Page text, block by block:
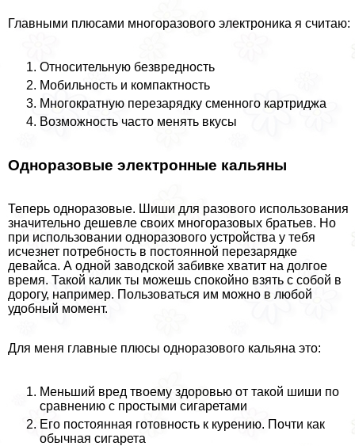
Главными плюсами многоразового электроника я считаю:
Относительную безвредность
Мобильность и компактность
Многократную перезарядку сменного картриджа
Возможность часто менять вкусы
Одноразовые электронные кальяны
Теперь одноразовые. Шиши для разового использования
значительно дешевле своих многоразовых братьев. Но
при использовании одноразового устройства у тебя
исчезнет потребность в постоянной перезарядке
девайса. А одной заводской забивке хватит на долгое
время. Такой калик ты можешь спокойно взять с собой в
дорогу, например. Пользоваться им можно в любой
удобный момент.
Для меня главные плюсы одноразового кальяна это:
Меньший вред твоему здоровью от такой шиши по
сравнению с простыми сигаретами
Его постоянная готовность к курению. Почти как
обычная сигарета